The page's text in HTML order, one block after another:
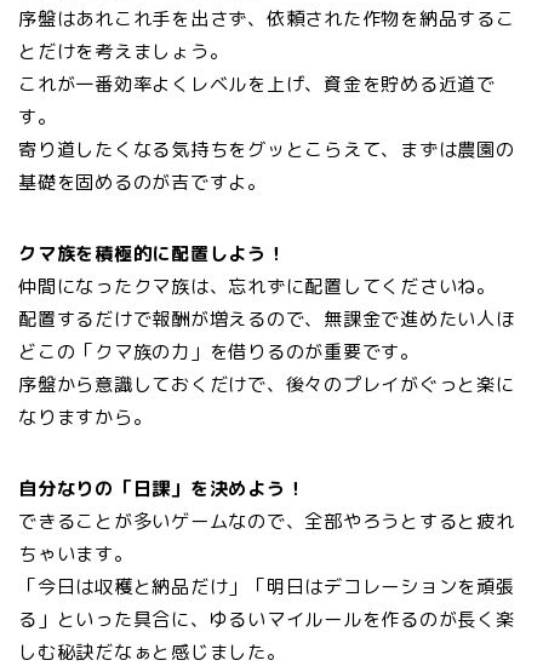
序盤はあれこれ手を出さず、依頼された作物を納品するこ
とだけを考えましょう。
これが一番効率よくレベルを上げ、資金を貯める近道で
す。
寄り道したくなる気持ちをグッとこらえて、まずは農園の
基礎を固めるのが吉ですよ。
クマ族を積極的に配置しよう！
仲間になったクマ族は、忘れずに配置してくださいね。
配置するだけで報酬が増えるので、無課金で進めたい人ほ
どこの「クマ族の力」を借りるのが重要です。
序盤から意識しておくだけで、後々のプレイがぐっと楽に
なりますから。
自分なりの「日課」を決めよう！
できることが多いゲームなので、全部やろうとすると疲れ
ちゃいます。
「今日は収穫と納品だけ」「明日はデコレーションを頑張
る」といった具合に、ゆるいマイルールを作るのが長く楽
しむ秘訣だなぁと感じました。